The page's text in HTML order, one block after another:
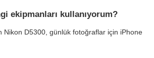
ekipmanları kullanıyorum?
Nikon D5300, günlük fotoğraflar için iPhone